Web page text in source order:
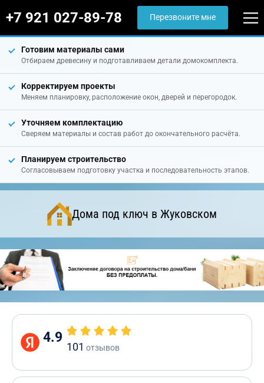
+7 921 027-89-78 Перезвоните мне
Готовим материалы сами
Отбираем древесину и подготавливаем детали домокомплекта.
Корректируем проекты
Меняем планировку, расположение окон, дверей и перегородок.
Уточняем комплектацию
Сверяем материалы и состав работ до окончательного расчёта.
Планируем строительство
Согласовываем подготовку участка и последовательность этапов.
Дома под ключ в Жуковском
4.9
101 отзывов